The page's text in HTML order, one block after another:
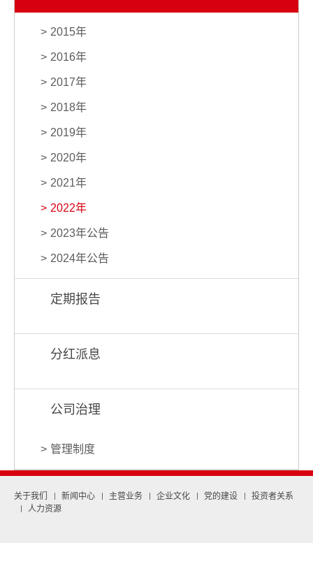
2015年
2016年
2017年
2018年
2019年
2020年
2021年
2022年
2023年公告
2024年公告
定期报告
分红派息
公司治理
管理制度
关于我们 新闻中心 主营业务 企业文化 党的建设
投资者关系
人力资源